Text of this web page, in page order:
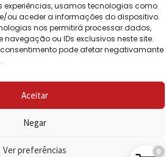
experiências, usamos tecnologias como
ou aceder a informações do dispositivo.
nos permitirá processar dados,
ou IDs exclusivos neste site.
pode afetar negativamante
Aceitar
Negar
Ver preferências 0